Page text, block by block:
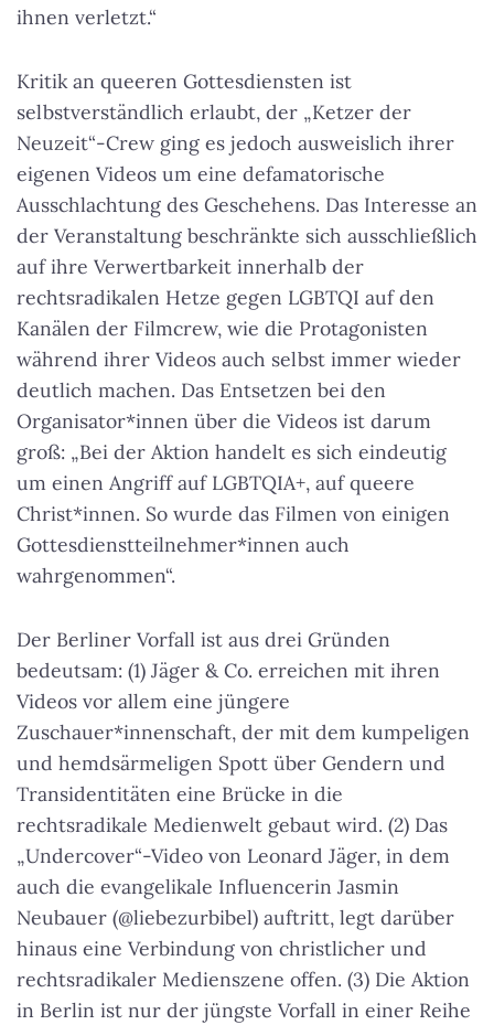
ihnen verletzt.“
Kritik an queeren Gottesdiensten ist
selbstverständlich erlaubt, der „Ketzer der
Neuzeit“-Crew ging es jedoch ausweislich ihrer
eigenen Videos um eine defamatorische
Ausschlachtung des Geschehens. Das Interesse an
der Veranstaltung beschränkte sich ausschließlich
auf ihre Verwertbarkeit innerhalb der
rechtsradikalen Hetze gegen LGBTQI auf den
Kanälen der Filmcrew, wie die Protagonisten
während ihrer Videos auch selbst immer wieder
deutlich machen. Das Entsetzen bei den
Organisator*innen über die Videos ist darum
groß: „Bei der Aktion handelt es sich eindeutig
um einen Angriff auf LGBTQIA+, auf queere
Christ*innen. So wurde das Filmen von einigen
Gottesdienstteilnehmer*innen auch
wahrgenommen“.
Der Berliner Vorfall ist aus drei Gründen
bedeutsam: (1) Jäger & Co. erreichen mit ihren
Videos vor allem eine jüngere
Zuschauer*innenschaft, der mit dem kumpeligen
und hemdsärmeligen Spott über Gendern und
Transidentitäten eine Brücke in die
rechtsradikale Medienwelt gebaut wird. (2) Das
„Undercover“-Video von Leonard Jäger, in dem
auch die evangelikale Influencerin Jasmin
Neubauer (@liebezurbibel) auftritt, legt darüber
hinaus eine Verbindung von christlicher und
rechtsradikaler Medienszene offen. (3) Die Aktion
in Berlin ist nur der jüngste Vorfall in einer Reihe